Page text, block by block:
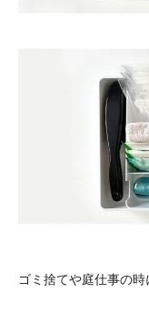
ゴミ捨てや庭仕事の時